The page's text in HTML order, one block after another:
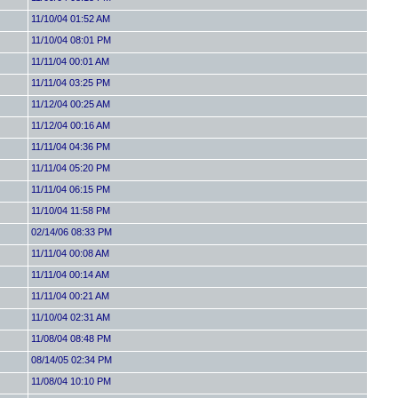
11/10/04 01:52 AM
11/10/04 08:01 PM
11/11/04 00:01 AM
11/11/04 03:25 PM
11/12/04 00:25 AM
11/12/04 00:16 AM
11/11/04 04:36 PM
11/11/04 05:20 PM
11/11/04 06:15 PM
11/10/04 11:58 PM
02/14/06 08:33 PM
11/11/04 00:08 AM
11/11/04 00:14 AM
11/11/04 00:21 AM
11/10/04 02:31 AM
11/08/04 08:48 PM
08/14/05 02:34 PM
11/08/04 10:10 PM